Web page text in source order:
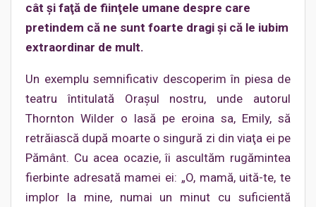
cât şi faţă de fiinţele umane despre care
pretindem că ne sunt foarte dragi şi că le iubim
extraordinar de mult.
Un exemplu semnificativ descoperim în piesa de
teatru întitulată Oraşul nostru, unde autorul
Thornton Wilder o lasă pe eroina sa, Emily, să
retrăiască după moarte o singură zi din viaţa ei pe
Pământ. Cu acea ocazie, îi ascultăm rugămintea
fierbinte adresată mamei ei: „O, mamă, uită-te, te
implor la mine, numai un minut cu suficientă